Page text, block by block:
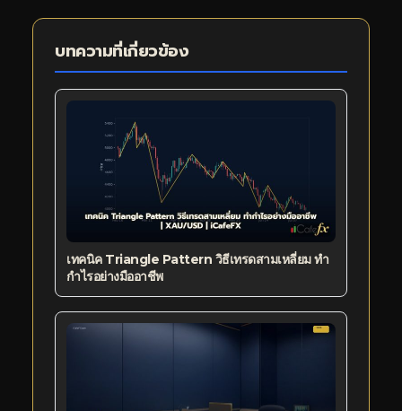
บทความที่เกี่ยวข้อง
เทคนิค Triangle Pattern วิธีเทรดสามเหลี่ยม ทำ
กำไรอย่างมืออาชีพ